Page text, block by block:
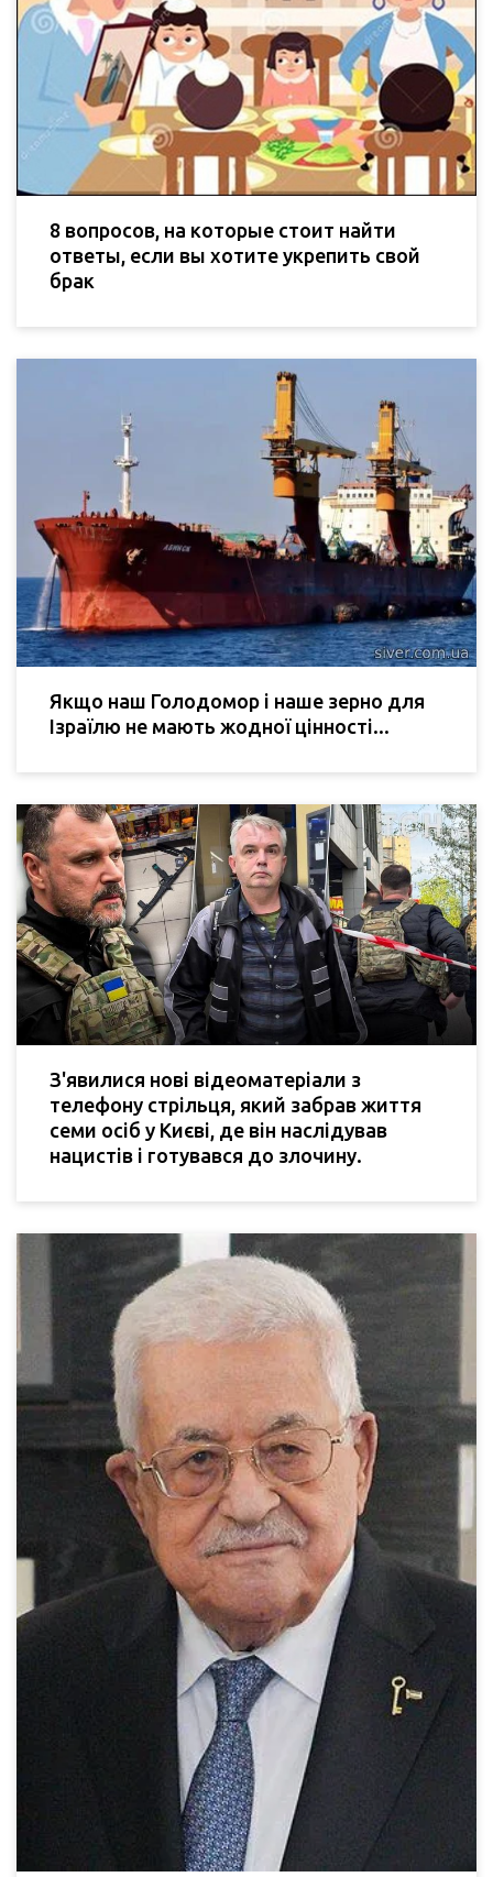
8 вопросов, на которые стоит найти
ответы, если вы хотите укрепить свой
брак
Якщо наш Голодомор і наше зерно для
Ізраїлю не мають жодної цінності...
З'явилися нові відеоматеріали з
телефону стрільця, який забрав життя
семи осіб у Києві, де він наслідував
нацистів і готувався до злочину.